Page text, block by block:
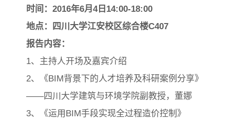
院党委 院行政 院工会
本科教育 研究生教育 继续教育
时间：2016年6月4日14:00-18:00
地点：四川大学江安校区综合楼C407
报告内容：
1、主持人开场及嘉宾介绍
2、《BIM背景下的人才培养及科研案例分享》­­
——四川大学建筑与环境学院副教授，董娜
3、《运用BIM手段实现全过程造价控制》